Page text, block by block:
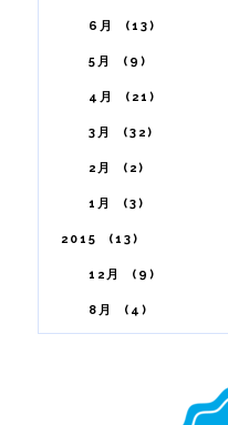
6月 13
5月 9
4月 21
3月 32
2月 2
1月 3
2015 13
12月 9
8月 4